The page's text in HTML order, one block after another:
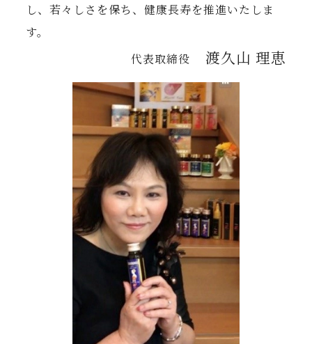
し、若々しさを保ち、健康長寿を推進いたしま
す。
代表取締役 渡久山 理恵